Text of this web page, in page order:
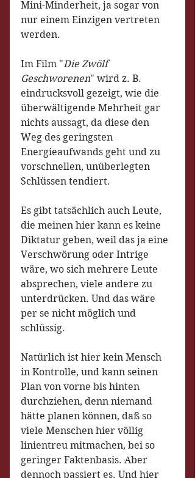
Mini-Minderheit, ja sogar von
nur einem Einzigen vertreten
werden.
Im Film "Die Zwölf
Geschworenen" wird z. B.
eindrucksvoll gezeigt, wie die
überwältigende Mehrheit gar
nichts aussagt, da diese den
Weg des geringsten
Energieaufwands geht und zu
vorschnellen, unüberlegten
Schlüssen tendiert.
Es gibt tatsächlich auch Leute,
die meinen hier kann es keine
Diktatur geben, weil das ja eine
Verschwörung oder Intrige
wäre, wo sich mehrere Leute
absprechen, viele andere zu
unterdrücken. Und das wäre
per se nicht möglich und
schlüssig.
Natürlich ist hier kein Mensch
in Kontrolle, und kann seinen
Plan von vorne bis hinten
durchziehen, denn niemand
hätte planen können, daß so
viele Menschen hier völlig
linientreu mitmachen, bei so
geringer Faktenbasis. Aber
dennoch passiert es. Und hier